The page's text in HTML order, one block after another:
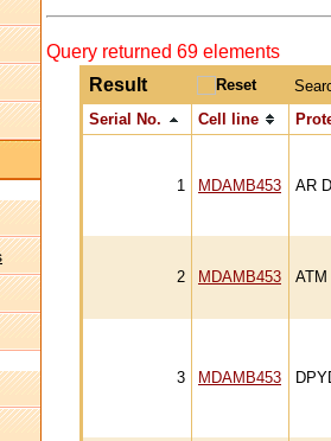
Query returned 69 elements
Result
Serial No.
Cell line
1 MDAMB453 AR
2 MDAMB453 ATM
3 MDAMB453